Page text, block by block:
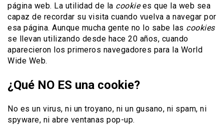
página web. La utilidad de la cookiees que la web sea
capaz de recordar su visita cuando vuelva a navegar por
esa página. Aunque mucha gente no lo sabe las cookies
se llevan utilizando desde hace 20 años, cuando
aparecieron los primeros navegadores para la World
Wide Web.
¿Qué NO ES una cookie?
No es un virus, ni un troyano, ni un gusano, ni spam, ni
spyware, ni abre ventanas pop-up.